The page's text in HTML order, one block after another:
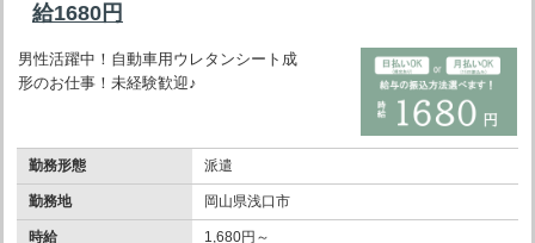
給1680円
男性活躍中！自動車用ウレタンシート成
形のお仕事！未経験歓迎♪
勤務形態 派遣
勤務地 岡山県浅口市
時給 1,680円～